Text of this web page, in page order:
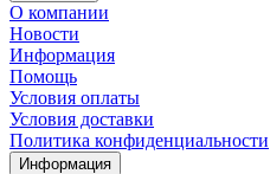
О компании
Новости
Информация
Помощь
Условия оплаты
Условия доставки
Политика конфиденциальности
Информация